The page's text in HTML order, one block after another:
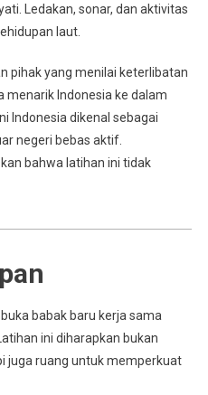
Ledakan, sonar, dan aktivitas
laut.
pihak yang menilai keterlibatan
menarik Indonesia ke dalam
Indonesia dikenal sebagai
negeri bebas aktif.
bahwa latihan ini tidak
babak baru kerja sama
ini diharapkan bukan
juga ruang untuk memperkuat